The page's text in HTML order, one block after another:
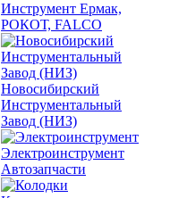
Инструмент Ермак,
РОКОТ, FALCO
Новосибирский
Инструментальный
Завод (НИЗ)
Электроинструмент
Автозапчасти